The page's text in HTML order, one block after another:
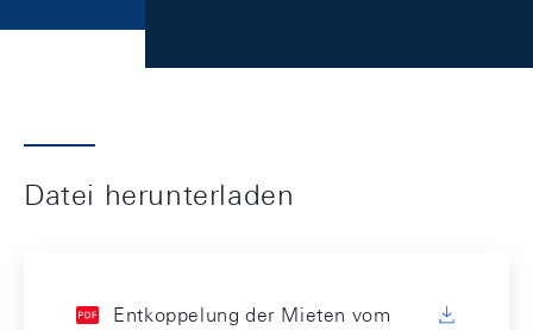
Datei herunterladen
Entkoppelung der Mieten vom